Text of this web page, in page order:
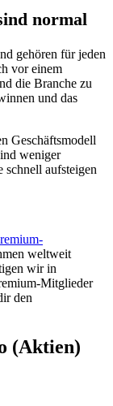
normal
gehören für jeden
vor einem
die Branche zu
und das
Geschäftsmodell
weniger
schnell aufsteigen
weltweit
wir in
Mitglieder
den
(Aktien)